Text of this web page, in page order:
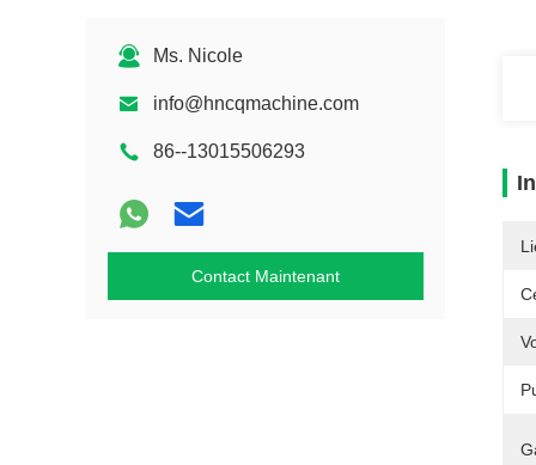
Ms. Nicole
info@hncqmachine.com
86--13015506293
Contact Maintenant